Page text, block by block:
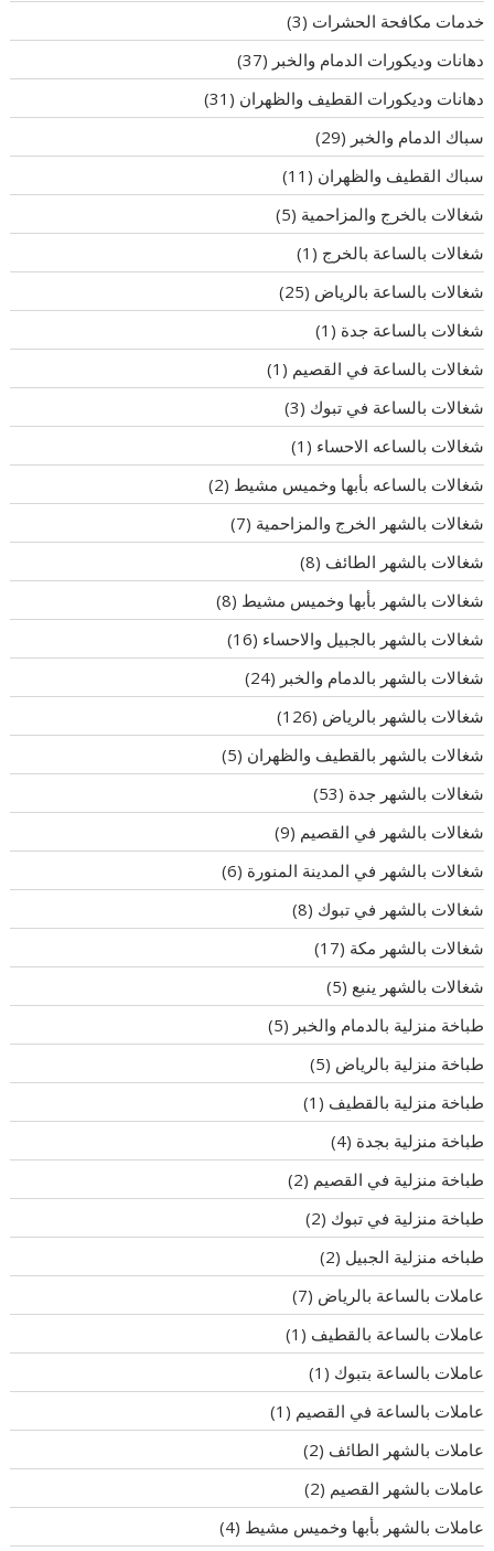
خدمات مكافحة الحشرات (3)
دهانات وديكورات الدمام والخبر (37)
دهانات وديكورات القطيف والظهران (31)
سباك الدمام والخبر (29)
سباك القطيف والظهران (11)
شغالات بالخرج والمزاحمية (5)
شغالات بالساعة بالخرج (1)
شغالات بالساعة بالرياض (25)
شغالات بالساعة جدة (1)
شغالات بالساعة في القصيم (1)
شغالات بالساعة في تبوك (3)
شغالات بالساعه الاحساء (1)
شغالات بالساعه بأبها وخميس مشيط (2)
شغالات بالشهر الخرج والمزاحمية (7)
شغالات بالشهر الطائف (8)
شغالات بالشهر بأبها وخميس مشيط (8)
شغالات بالشهر بالجبيل والاحساء (16)
شغالات بالشهر بالدمام والخبر (24)
شغالات بالشهر بالرياض (126)
شغالات بالشهر بالقطيف والظهران (5)
شغالات بالشهر جدة (53)
شغالات بالشهر في القصيم (9)
شغالات بالشهر في المدينة المنورة (6)
شغالات بالشهر في تبوك (8)
شغالات بالشهر مكة (17)
شغالات بالشهر ينبع (5)
طباخة منزلية بالدمام والخبر (5)
طباخة منزلية بالرياض (5)
طباخة منزلية بالقطيف (1)
طباخة منزلية بجدة (4)
طباخة منزلية في القصيم (2)
طباخة منزلية في تبوك (2)
طباخه منزلية الجبيل (2)
عاملات بالساعة بالرياض (7)
عاملات بالساعة بالقطيف (1)
عاملات بالساعة بتبوك (1)
عاملات بالساعة في القصيم (1)
عاملات بالشهر الطائف (2)
عاملات بالشهر القصيم (2)
عاملات بالشهر بأبها وخميس مشيط (4)